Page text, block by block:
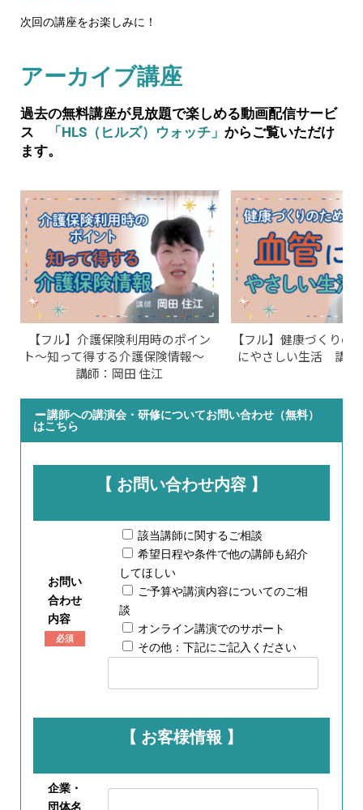
次回の講座をお楽しみに！
アーカイブ講座
過去の無料講座が見放題で楽しめる動画配信サービ
ス
「HLS（ヒルズ）ウォッチ」 からご覧いただけ
ます。
【フル】介護保険利用時のポイン
ト〜知って得する介護保険情報〜
講師：岡田 住江
【フル】健康づくりの
にやさしい生活 講師
講師への講演会・研修についてお問い合わせ（無料）
はこちら
【 お問い合わせ内容 】
お問い
合わせ
内容
必須
該当講師に関するご相談
希望日程や条件で他の講師も紹介
してほしい
ご予算や講演内容についてのご相
談
オンライン講演でのサポート
その他：下記にご記入ください
【 お客様情報 】
企業・
団体名